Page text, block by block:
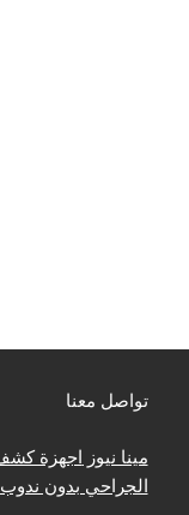
تواصل معنا
مينا نيوز اجهزة
الجراحي بدون ندوب